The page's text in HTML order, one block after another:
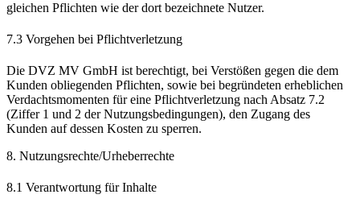
gleichen Pflichten wie der dort bezeichnete Nutzer.
7.3 Vorgehen bei Pflichtverletzung
Die DVZ MV GmbH ist berechtigt, bei Verstößen gegen die dem
Kunden obliegenden Pflichten, sowie bei begründeten erheblichen
Verdachtsmomenten für eine Pflichtverletzung nach Absatz 7.2
(Ziffer 1 und 2 der Nutzungsbedingungen), den Zugang des
Kunden auf dessen Kosten zu sperren.
8. Nutzungsrechte/Urheberrechte
8.1 Verantwortung für Inhalte